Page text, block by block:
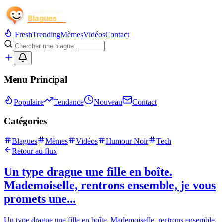
FreshTrendingMèmesVidéosContact
Menu Principal
Populaire Tendance Nouveau Contact
Catégories
Blagues Mèmes Vidéos Humour Noir
Tech
Retour au flux
Un type drague une fille en boîte.
Mademoiselle, rentrons ensemble, je vous
promets une...
Un type drague une fille en boîte. Mademoiselle, rentrons ensemble,